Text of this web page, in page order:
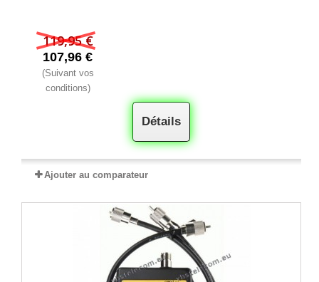
119,95 €
107,96 €
(Suivant vos
conditions)
Détails
Ajouter au comparateur